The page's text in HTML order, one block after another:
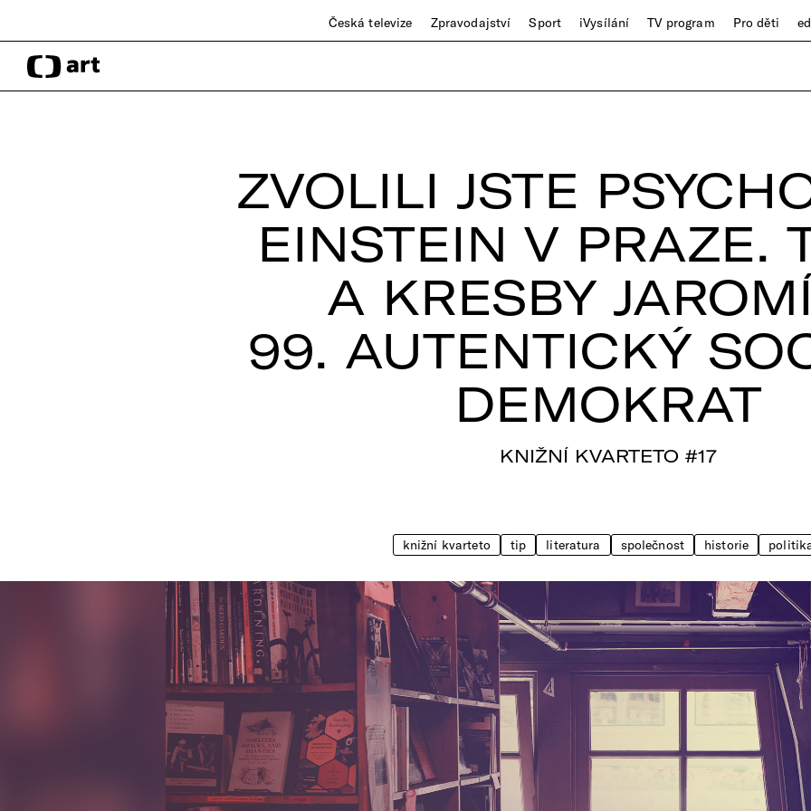
Česká televize Zpravodajství Sport iVysílání TV program Pro děti
ZVOLILI JSTE
EINSTEIN V PRAZE.
A KRESBY
99. AUTENTICKÝ
DEMOKRAT
KNIŽNÍ KVARTETO #17
knižní kvarteto tip literatura společnost historie